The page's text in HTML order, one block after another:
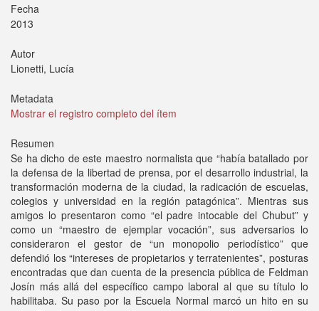
Fecha
2013
Autor
Lionetti, Lucía
Metadata
Mostrar el registro completo del ítem
Resumen
Se ha dicho de este maestro normalista que “había batallado por
la defensa de la libertad de prensa, por el desarrollo industrial, la
transformación moderna de la ciudad, la radicación de escuelas,
colegios y universidad en la región patagónica”. Mientras sus
amigos lo presentaron como “el padre intocable del Chubut” y
como un “maestro de ejemplar vocación”, sus adversarios lo
consideraron el gestor de “un monopolio periodístico” que
defendió los “intereses de propietarios y terratenientes”, posturas
encontradas que dan cuenta de la presencia pública de Feldman
Josín más allá del específico campo laboral al que su título lo
habilitaba. Su paso por la Escuela Normal marcó un hito en su